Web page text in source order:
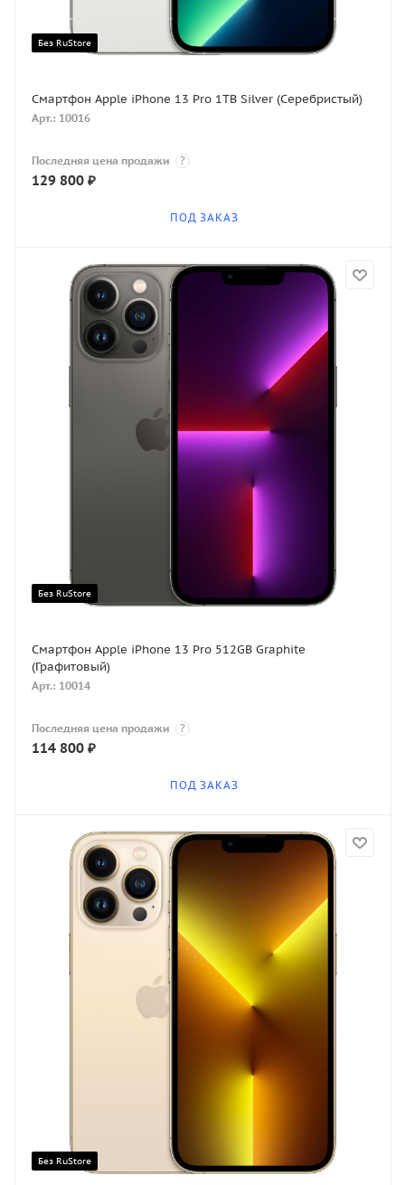
Без RuStore
Смартфон Apple iPhone 13 Pro 1TB Silver (Серебристый)
Арт.: 10016
Последняя цена продажи ?
129 800 ₽
ПОД ЗАКАЗ
Без RuStore
Смартфон Apple iPhone 13 Pro 512GB Graphite
(Графитовый)
Арт.: 10014
Последняя цена продажи ?
114 800 ₽
ПОД ЗАКАЗ
Без RuStore